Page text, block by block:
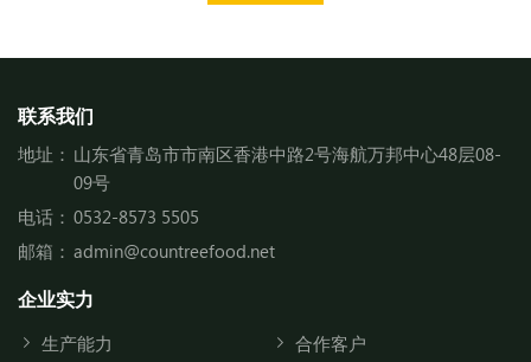
联系我们
地址： 山东省青岛市市南区香港中路2号海航万邦中心48层08-
09号
电话： 0532-8573 5505
邮箱： admin@countreefood.net
企业实力
生产能力
合作客户